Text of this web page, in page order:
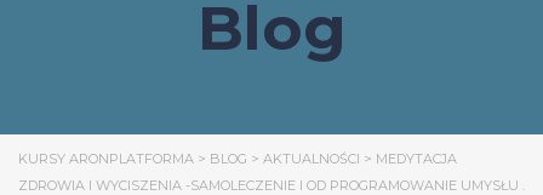
Blog
KURSY ARONPLATFORMA > BLOG > AKTUALNOŚCI > MEDYTACJA
ZDROWIA I WYCISZENIA -SAMOLECZENIE I OD PROGRAMOWANIE UMYSŁU .